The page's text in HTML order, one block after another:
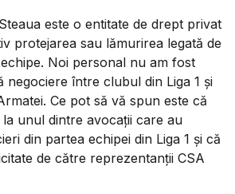
este o entitate de drept privat
protejarea sau lămurirea legată de
Noi personal nu am fost
negociere între clubul din Liga 1 și
Ce pot să vă spun este că
la unul dintre avocații care au
din partea echipei din Liga 1 și că
de către reprezentanții CSA